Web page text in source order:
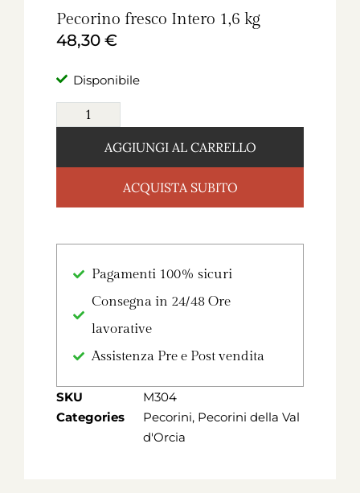
Pecorino fresco Intero 1,6 kg
48,30 €
Disponibile
AGGIUNGI AL CARRELLO
ACQUISTA SUBITO
Pagamenti 100% sicuri
Consegna in 24/48 Ore
lavorative
Assistenza Pre e Post vendita
SKU
M304
Categories
Pecorini, Pecorini della Val
d'Orcia